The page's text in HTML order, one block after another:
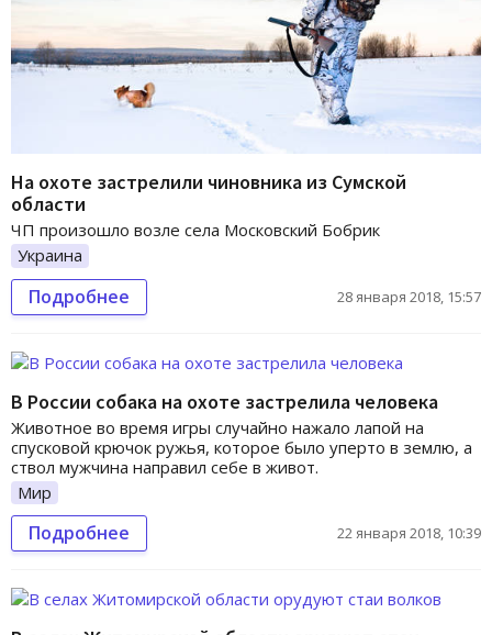
На охоте застрелили чиновника из Сумской
области
ЧП произошло возле села Московский Бобрик
Украина
Подробнее 28 января 2018, 15:57
В России собака на охоте застрелила человека
Животное во время игры случайно нажало лапой на
спусковой крючок ружья, которое было уперто в землю, а
ствол мужчина направил себе в живот.
Мир
Подробнее 22 января 2018, 10:39